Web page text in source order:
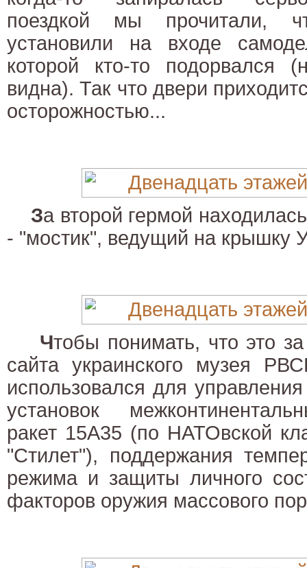
поездкой мы прочитали,
установили на входе
которой кто-то подорвался
видна). Так что двери
осторожностью...
За второй гермой
- "мостик", ведущий на крышку
Чтобы понимать, что это
сайта украинского музея
использовался для
установок
ракет 15А35 (по НАТОвской
"Стилет"), поддержания
режима и защиты личного
факторов оружия массового